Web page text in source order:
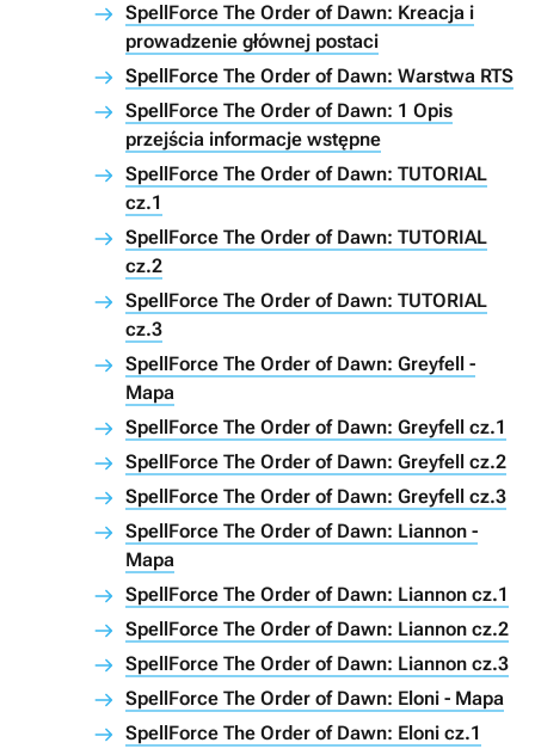
SpellForce The Order of Dawn: Kreacja i
prowadzenie głównej postaci
SpellForce The Order of Dawn: Warstwa RTS
SpellForce The Order of Dawn: 1 Opis
przejścia informacje wstępne
SpellForce The Order of Dawn: TUTORIAL
cz.1
SpellForce The Order of Dawn: TUTORIAL
cz.2
SpellForce The Order of Dawn: TUTORIAL
cz.3
SpellForce The Order of Dawn: Greyfell -
Mapa
SpellForce The Order of Dawn: Greyfell cz.1
SpellForce The Order of Dawn: Greyfell cz.2
SpellForce The Order of Dawn: Greyfell cz.3
SpellForce The Order of Dawn: Liannon -
Mapa
SpellForce The Order of Dawn: Liannon cz.1
SpellForce The Order of Dawn: Liannon cz.2
SpellForce The Order of Dawn: Liannon cz.3
SpellForce The Order of Dawn: Eloni - Mapa
SpellForce The Order of Dawn: Eloni cz.1